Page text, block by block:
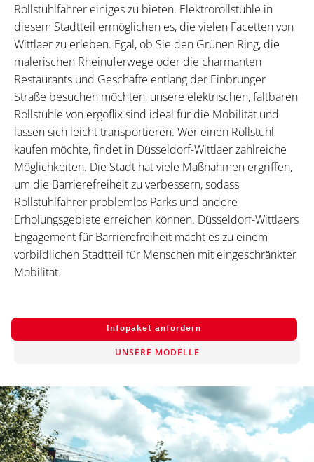
Rollstuhlfahrer einiges zu bieten. Elektrorollstühle in
diesem Stadtteil ermöglichen es, die vielen Facetten von
Wittlaer zu erleben. Egal, ob Sie den Grünen Ring, die
malerischen Rheinuferwege oder die charmanten
Restaurants und Geschäfte entlang der Einbrunger
Straße besuchen möchten, unsere elektrischen, faltbaren
Rollstühle von ergoflix sind ideal für die Mobilität und
lassen sich leicht transportieren. Wer einen Rollstuhl
kaufen möchte, findet in Düsseldorf-Wittlaer zahlreiche
Möglichkeiten. Die Stadt hat viele Maßnahmen ergriffen,
um die Barrierefreiheit zu verbessern, sodass
Rollstuhlfahrer problemlos Parks und andere
Erholungsgebiete erreichen können. Düsseldorf-Wittlaers
Engagement für Barrierefreiheit macht es zu einem
vorbildlichen Stadtteil für Menschen mit eingeschränkter
Mobilität.
Infopaket anfordern
UNSERE MODELLE